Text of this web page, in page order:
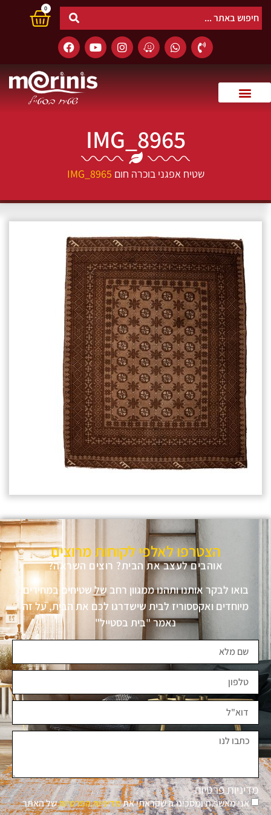
0
IMG_8965
שטיח אפגני בוכרה חום IMG_8965
הצטרפו לאלפי לקוחות מרוצים
אוהבים לעצב את הבית? רוצים השראה?
בואו לבקר אותנו ותהנו ממגוון רחב של שטיחים במחירים
מיוחדים ואקססוריז לבית שישדרגו לכם את הבית, על זה
נאמר "בית בסטייל"
מדיניות פרטיות
אני מאשר.ת ומסכימ.ה שקראתי אתמדיניות הפרטיותשל האתר